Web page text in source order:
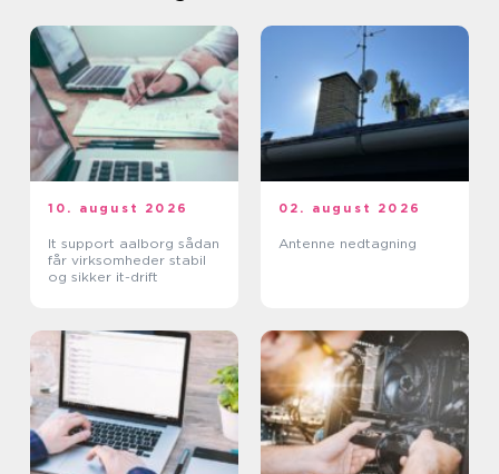
10. august 2026
It support aalborg sådan
får virksomheder stabil
og sikker it-drift
02. august 2026
Antenne nedtagning